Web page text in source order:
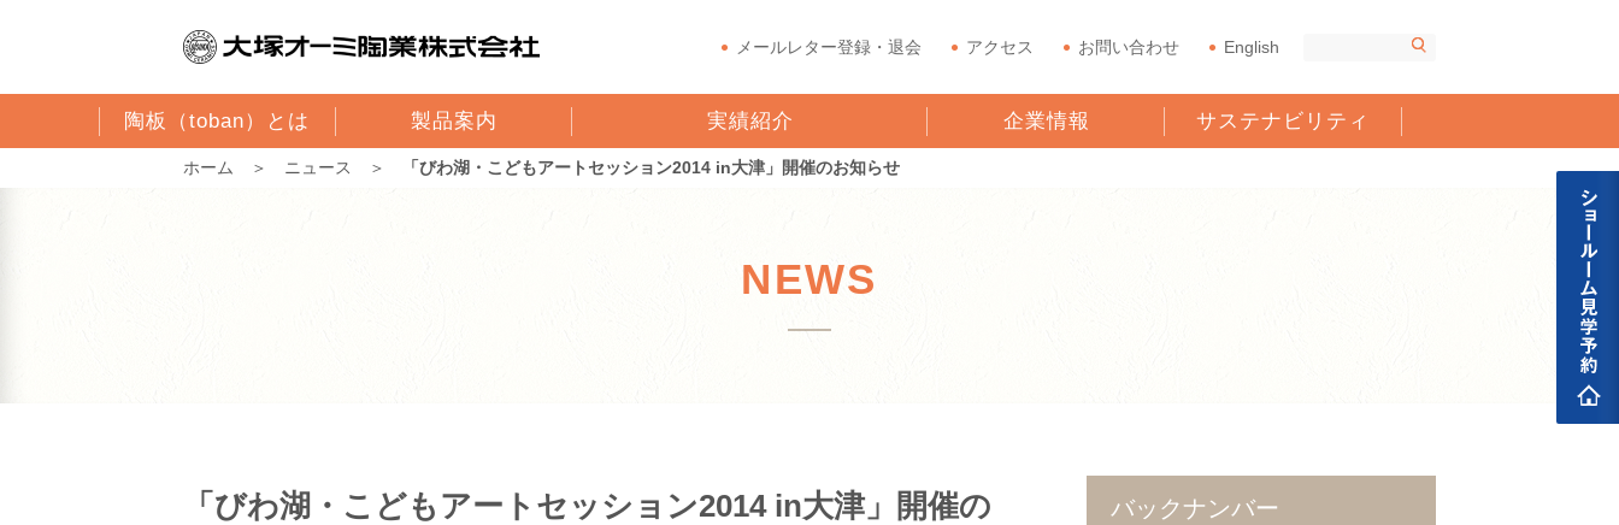
メールレター登録・退会 アクセス お問い合わせ English
陶板（toban）とは 製品案内 実績紹介 企業情報 サステナビリティ
ホーム ＞ ニュース ＞ 「びわ湖・こどもアートセッション2014 in大津」開催のお知らせ
NEWS
「びわ湖・こどもアートセッション2014 in大津」開催の
バックナンバー